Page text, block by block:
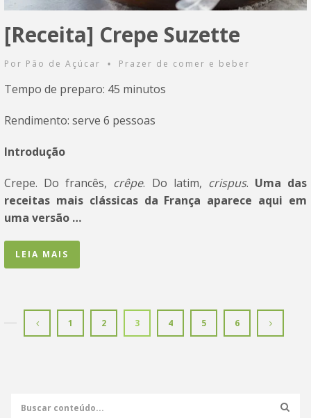
[Receita] Crepe Suzette
Por Pão de Açúcar • Prazer de comer e beber
Tempo de preparo: 45 minutos
Rendimento: serve 6 pessoas
Introdução
Crepe. Do francês, crêpe. Do latim, crispus. Uma das
receitas mais clássicas da França aparece aqui em
uma versão …
LEIA MAIS
1 2 3 4 5 6